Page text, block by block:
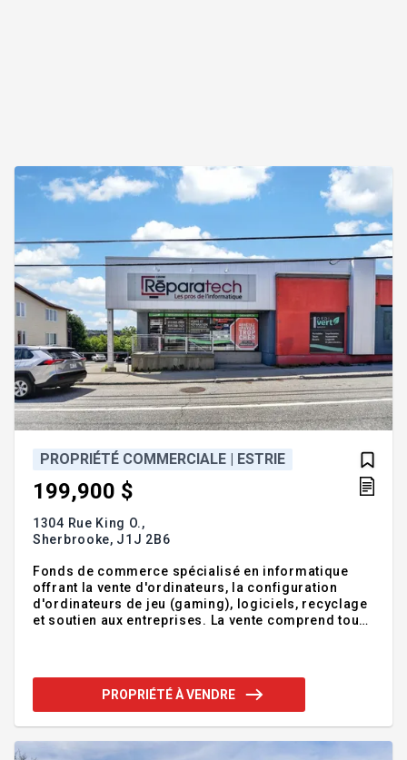
PROPRIÉTÉ COMMERCIALE | ESTRIE
199,900 $
1304 Rue King O.,
Sherbrooke, J1J 2B6
Fonds de commerce spécialisé en informatique
offrant la vente d'ordinateurs, la configuration
d'ordinateurs de jeu (gaming), logiciels, recyclage
et soutien aux entreprises. La vente comprend tous
taxes/mois. États financiers et inventaire
disponibles. Emplacement stratégique directement
d'enseignement et transports en commun. Addenda
PROPRIÉTÉ À VENDRE